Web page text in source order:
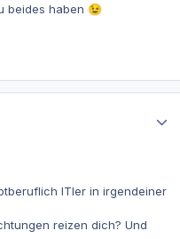
beides haben 😉
ITler in irgendeiner
reizen dich? Und